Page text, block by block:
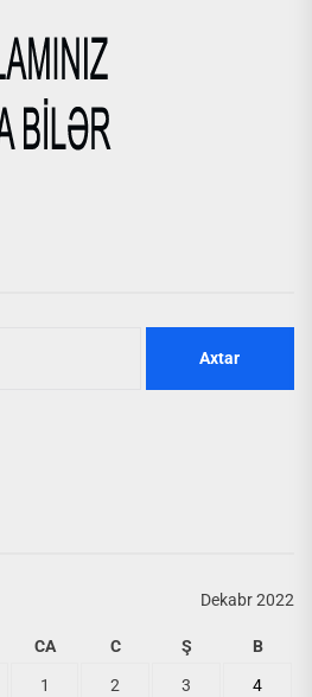
Dekabr 2022
CA C Ş B
1 2 3 4